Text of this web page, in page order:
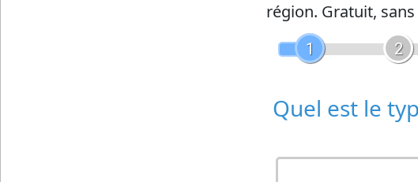
région. Gratuit,
1 2
Quel est le